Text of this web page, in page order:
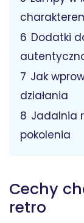
6 Dodatki
7 Jak
działania
8 Jadalnia
pokolenia
Cechy
retro